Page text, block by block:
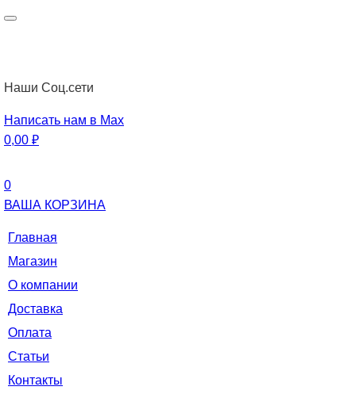
Наши Cоц.сети
Написать нам в Max
0,00 ₽
0
ВАША КОРЗИНА
Главная
Магазин
О компании
Доставка
Оплата
Статьи
Контакты